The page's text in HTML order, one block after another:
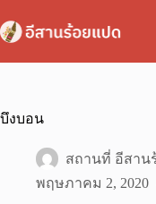
to
content
บึงบอน
สถานที่ อีสาน
พฤษภาคม 2, 2020